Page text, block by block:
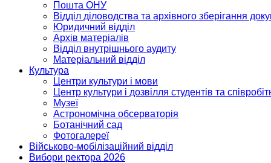
Пошта ОНУ
Відділ діловодства та архівного зберігання
Юридичний відділ
Архів матеріалів
Відділ внутрішнього аудиту
Матеріальний відділ
Культура
Центри культури і мови
Центр культури і дозвілля студентів та
Музеї
Астрономічна обсерваторія
Ботанічний сад
Фотогалереї
Військово-мобілізаційний відділ
Вибори ректора 2026